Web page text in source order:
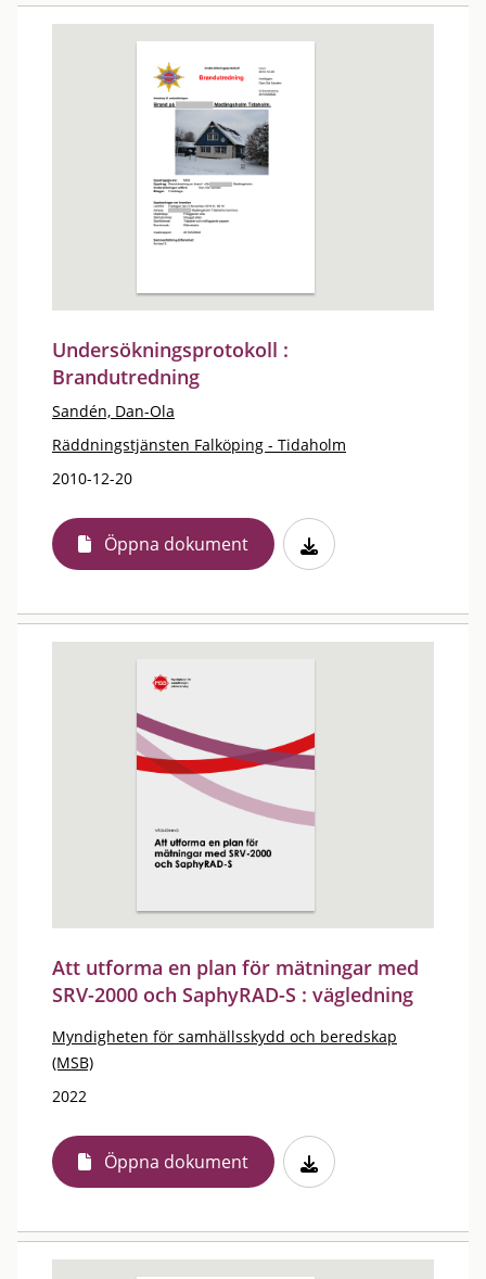
Undersökningsprotokoll :
Brandutredning
Sandén, Dan-Ola
Räddningstjänsten Falköping - Tidaholm
2010-12-20
Öppna dokument
Att utforma en plan för mätningar med
SRV-2000 och SaphyRAD-S : vägledning
Myndigheten för samhällsskydd och beredskap
(MSB)
2022
Öppna dokument